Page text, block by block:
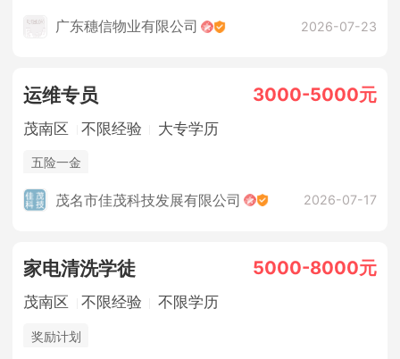
广东穗信物业有限公司 2026-07-23
运维专员 3000-5000元
茂南区 不限经验 大专学历
五险一金
茂名市佳茂科技发展有限公司 2026-07-17
家电清洗学徒 5000-8000元
茂南区 不限经验 不限学历
奖励计划